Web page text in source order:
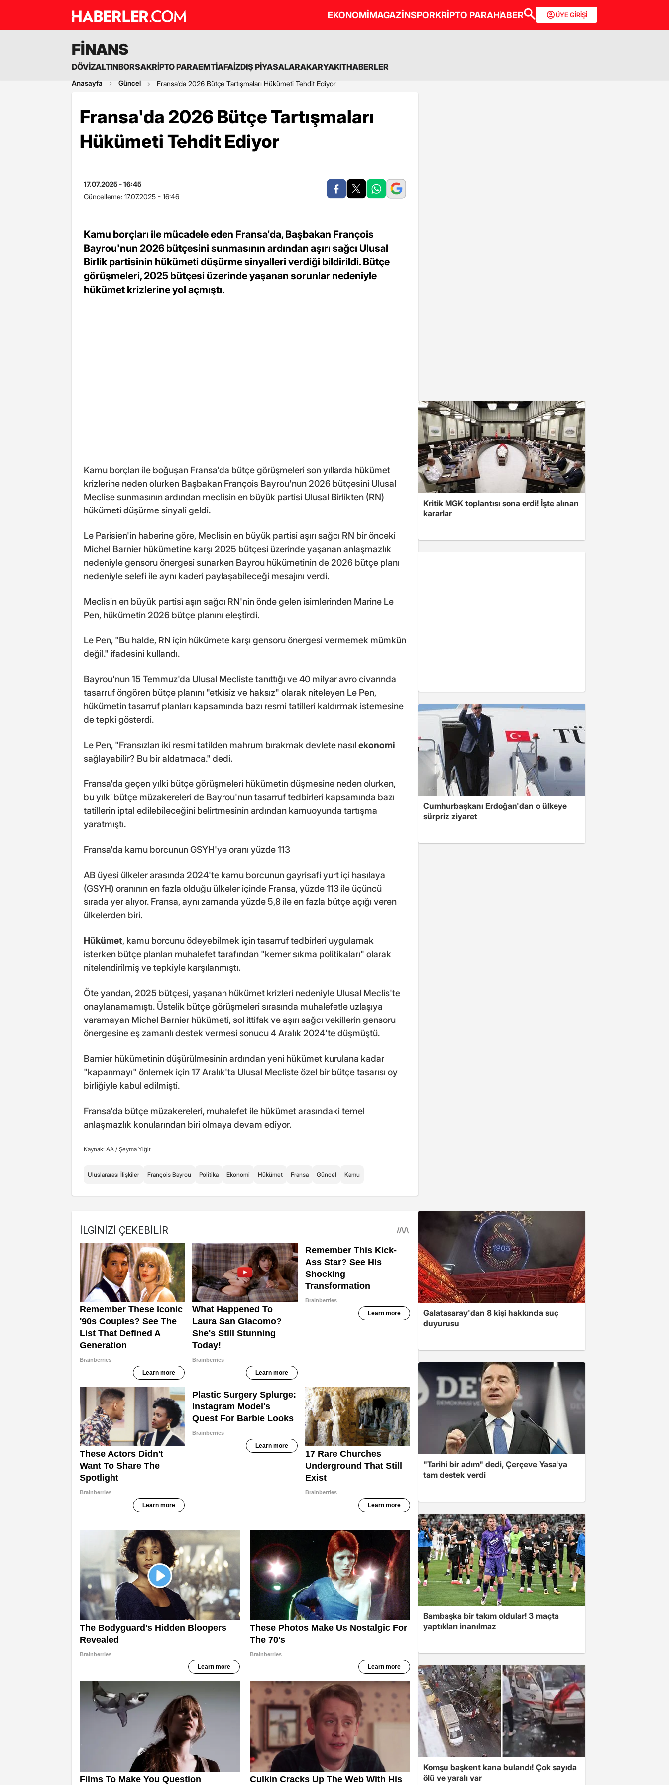
EKONOMİMAGAZİNSPORKRİPTO PARAHABER ÜYE GİRİŞİ
FİNANS
DÖVİZALTINBORSAKRİPTO PARAEMTİAFAİZDIŞ PİYASALARAKARYAKITHABERLER
Anasayfa Güncel Fransa'da 2026 Bütçe Tartışmaları Hükümeti Tehdit Ediyor
Fransa'da 2026 Bütçe Tartışmaları
Hükümeti Tehdit Ediyor
17.07.2025 - 16:45
Güncelleme: 17.07.2025 - 16:46
Kamu borçları ile mücadele eden Fransa'da, Başbakan François
Bayrou'nun 2026 bütçesini sunmasının ardından aşırı sağcı Ulusal
Birlik partisinin hükümeti düşürme sinyalleri verdiği bildirildi. Bütçe
görüşmeleri, 2025 bütçesi üzerinde yaşanan sorunlar nedeniyle
hükümet krizlerine yol açmıştı.
Kamu borçları ile boğuşan Fransa'da bütçe görüşmeleri son yıllarda hükümet
krizlerine neden olurken Başbakan François Bayrou'nun 2026 bütçesini Ulusal
Meclise sunmasının ardından meclisin en büyük partisi Ulusal Birlikten (RN)
hükümeti düşürme sinyali geldi.
Le Parisien'in haberine göre, Meclisin en büyük partisi aşırı sağcı RN bir önceki
Michel Barnier hükümetine karşı 2025 bütçesi üzerinde yaşanan anlaşmazlık
nedeniyle gensoru önergesi sunarken Bayrou hükümetinin de 2026 bütçe planı
nedeniyle selefi ile aynı kaderi paylaşabileceği mesajını verdi.
Meclisin en büyük partisi aşırı sağcı RN'nin önde gelen isimlerinden Marine Le
Pen, hükümetin 2026 bütçe planını eleştirdi.
Le Pen, "Bu halde, RN için hükümete karşı gensoru önergesi vermemek mümkün
değil." ifadesini kullandı.
Bayrou'nun 15 Temmuz'da Ulusal Mecliste tanıttığı ve 40 milyar avro civarında
tasarruf öngören bütçe planını "etkisiz ve haksız" olarak niteleyen Le Pen,
hükümetin tasarruf planları kapsamında bazı resmi tatilleri kaldırmak istemesine
de tepki gösterdi.
Le Pen, "Fransızları iki resmi tatilden mahrum bırakmak devlete nasıl ekonomi
sağlayabilir? Bu bir aldatmaca." dedi.
Fransa'da geçen yılki bütçe görüşmeleri hükümetin düşmesine neden olurken,
bu yılki bütçe müzakereleri de Bayrou'nun tasarruf tedbirleri kapsamında bazı
tatillerin iptal edilebileceğini belirtmesinin ardından kamuoyunda tartışma
yaratmıştı.
Fransa'da kamu borcunun GSYH'ye oranı yüzde 113
AB üyesi ülkeler arasında 2024'te kamu borcunun gayrisafi yurt içi hasılaya
(GSYH) oranının en fazla olduğu ülkeler içinde Fransa, yüzde 113 ile üçüncü
sırada yer alıyor. Fransa, aynı zamanda yüzde 5,8 ile en fazla bütçe açığı veren
ülkelerden biri.
Hükümet, kamu borcunu ödeyebilmek için tasarruf tedbirleri uygulamak
isterken bütçe planları muhalefet tarafından "kemer sıkma politikaları" olarak
nitelendirilmiş ve tepkiyle karşılanmıştı.
Öte yandan, 2025 bütçesi, yaşanan hükümet krizleri nedeniyle Ulusal Meclis'te
onaylanamamıştı. Üstelik bütçe görüşmeleri sırasında muhalefetle uzlaşıya
varamayan Michel Barnier hükümeti, sol ittifak ve aşırı sağcı vekillerin gensoru
önergesine eş zamanlı destek vermesi sonucu 4 Aralık 2024'te düşmüştü.
Barnier hükümetinin düşürülmesinin ardından yeni hükümet kurulana kadar
"kapanmayı" önlemek için 17 Aralık'ta Ulusal Mecliste özel bir bütçe tasarısı oy
birliğiyle kabul edilmişti.
Fransa'da bütçe müzakereleri, muhalefet ile hükümet arasındaki temel
anlaşmazlık konularından biri olmaya devam ediyor.
Kaynak: AA / Şeyma Yiğit
Uluslararası İlişkiler François Bayrou Politika Ekonomi Hükümet Fransa Güncel Kamu
Kritik MGK toplantısı sona erdi! İşte alınan
kararlar
Cumhurbaşkanı Erdoğan'dan o ülkeye
sürpriz ziyaret
Galatasaray'dan 8 kişi hakkında suç
duyurusu
"Tarihi bir adım" dedi, Çerçeve Yasa'ya
tam destek verdi
Bambaşka bir takım oldular! 3 maçta
yaptıkları inanılmaz
Komşu başkent kana bulandı! Çok sayıda
ölü ve yaralı var